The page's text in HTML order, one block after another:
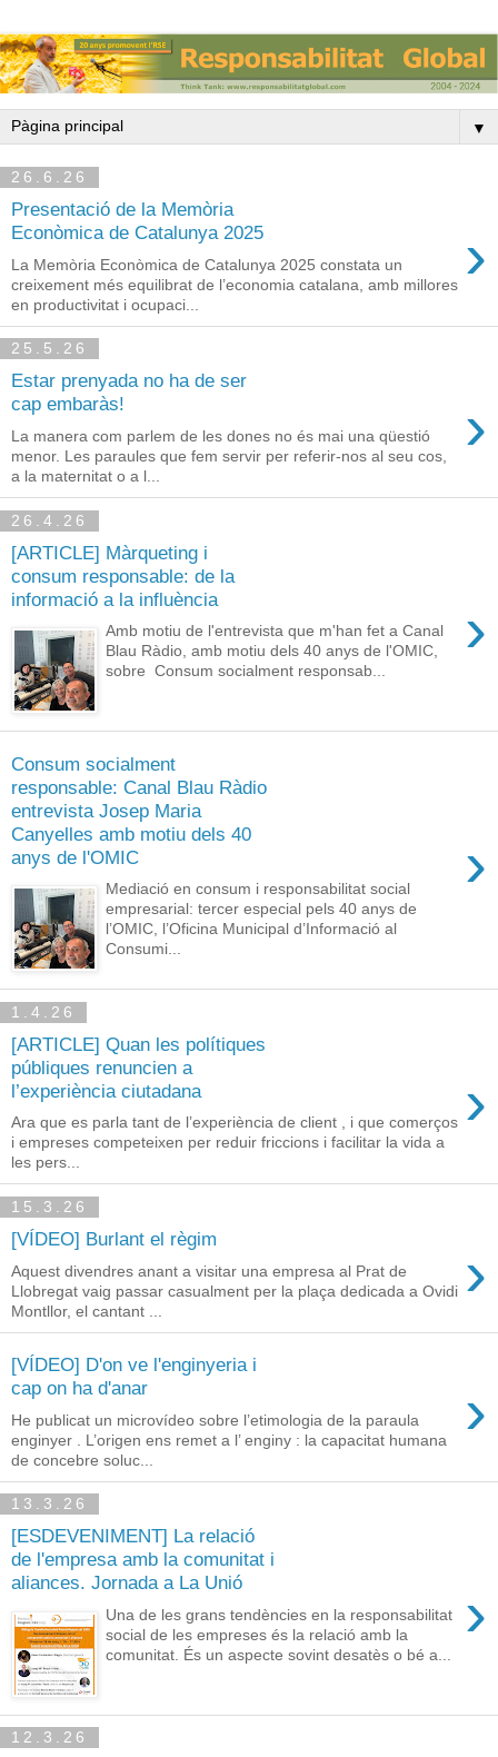
▼
26.6.26
Presentació de la Memòria
Econòmica de Catalunya 2025
›
La Memòria Econòmica de Catalunya 2025 constata un
creixement més equilibrat de l’economia catalana, amb millores
en productivitat i ocupaci...
25.5.26
Estar prenyada no ha de ser
cap embaràs!
›
La manera com parlem de les dones no és mai una qüestió
menor. Les paraules que fem servir per referir-nos al seu cos,
a la maternitat o a l...
26.4.26
[ARTICLE] Màrqueting i
consum responsable: de la
informació a la influència
›
Amb motiu de l'entrevista que m'han fet a Canal
Blau Ràdio, amb motiu dels 40 anys de l'OMIC,
sobre Consum socialment responsab...
Consum socialment
responsable: Canal Blau Ràdio
entrevista Josep Maria
Canyelles amb motiu dels 40
anys de l'OMIC
›
Mediació en consum i responsabilitat social
empresarial: tercer especial pels 40 anys de
l’OMIC, l’Oficina Municipal d’Informació al
Consumi...
1.4.26
[ARTICLE] Quan les polítiques
públiques renuncien a
l’experiència ciutadana
›
Ara que es parla tant de l’experiència de client , i que comerços
i empreses competeixen per reduir friccions i facilitar la vida a
les pers...
15.3.26
[VÍDEO] Burlant el règim ›
Aquest divendres anant a visitar una empresa al Prat de
Llobregat vaig passar casualment per la plaça dedicada a Ovidi
Montllor, el cantant ...
[VÍDEO] D'on ve l'enginyeria i
cap on ha d'anar
›
He publicat un microvídeo sobre l’etimologia de la paraula
enginyer . L’origen ens remet a l’ enginy : la capacitat humana
de concebre soluc...
13.3.26
[ESDEVENIMENT] La relació
de l'empresa amb la comunitat i
aliances. Jornada a La Unió
›
Una de les grans tendències en la responsabilitat
social de les empreses és la relació amb la
comunitat. És un aspecte sovint desatès o bé a...
12.3.26